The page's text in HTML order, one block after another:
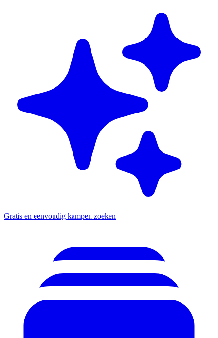
Gratis en eenvoudig kampen zoeken